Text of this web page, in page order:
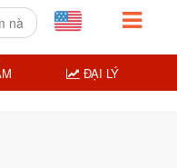
ĐẠI LÝ